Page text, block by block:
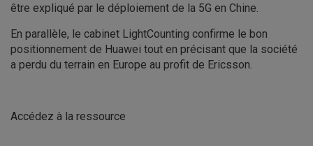
être expliqué par le déploiement de la 5G en Chine.
En parallèle, le cabinet LightCounting confirme le bon
positionnement de Huawei tout en précisant que la société
a perdu du terrain en Europe au profit de Ericsson.
Accédez à la ressource